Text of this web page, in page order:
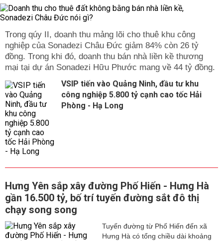
Trong qúy II, doanh thu mảng lõi cho thuê khu công
nghiệp của Sonadezi Châu Đức giảm 84% còn 26 tỷ
đồng. Trong khi đó, doanh thu bán nhà liền kề thương
mại tại dự án Sonadezi Hữu Phước mang về 44 tỷ đồng.
VSIP tiến vào Quảng Ninh, đầu tư khu
công nghiệp 5.800 tỷ cạnh cao tốc Hải
Phòng - Hạ Long
Hưng Yên sắp xây đường Phố Hiến - Hưng Hà
gần 16.500 tỷ, bố trí tuyến đường sắt đô thị
chạy song song
Tuyến đường từ Phố Hiến đến xã
Hưng Hà có tổng chiều dài khoảng